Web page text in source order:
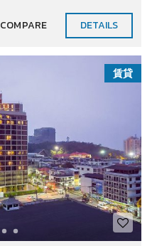
COMPARE DETAILS
賃貸